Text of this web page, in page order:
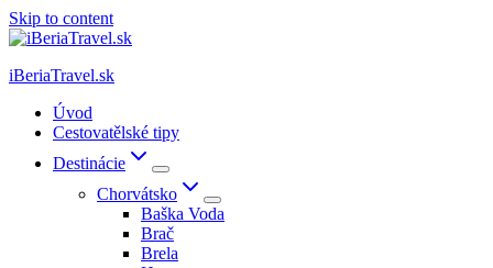
Skip to content
iBeriaTravel.sk
Úvod
Cestovatělské tipy
Destinácie
Chorvátsko
Baška Voda
Brač
Brela